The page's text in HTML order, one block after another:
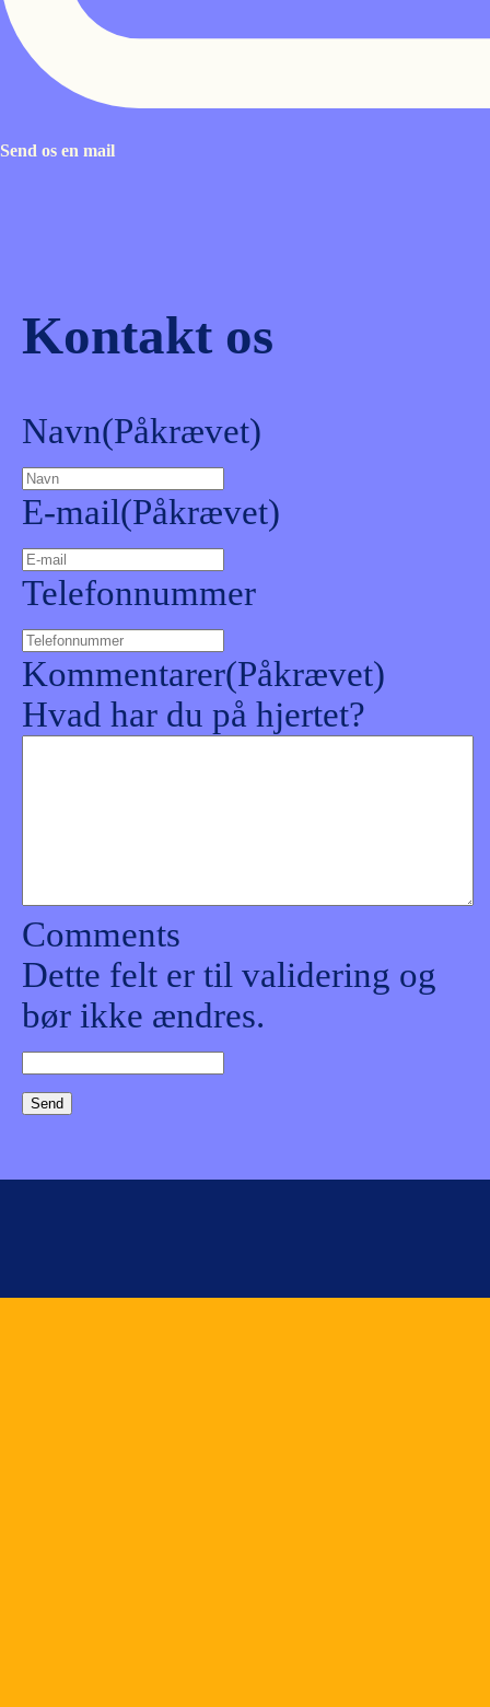
Send os en mail
Kontakt os
Navn(Påkrævet)
E-mail(Påkrævet)
Telefonnummer
Kommentarer(Påkrævet)
Hvad har du på hjertet?
Comments
Dette felt er til validering og
bør ikke ændres.